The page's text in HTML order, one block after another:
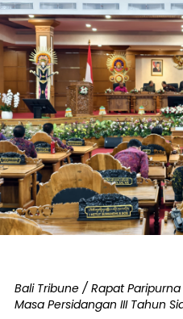
Bali Tribune / Rapat Paripurna
Masa Persidangan III Tahun